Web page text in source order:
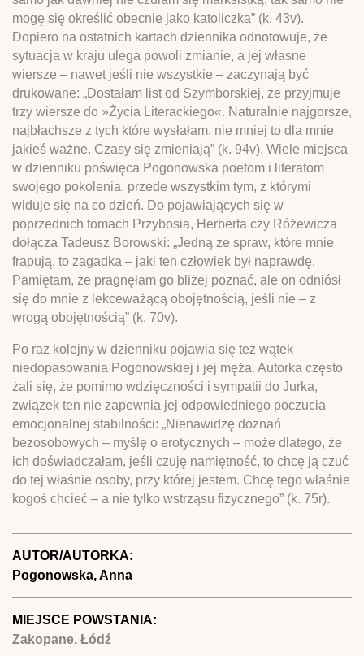
mogę się określić obecnie jako katoliczka” (k. 43v).
Dopiero na ostatnich kartach dziennika odnotowuje, że
sytuacja w kraju ulega powoli zmianie, a jej własne
wiersze – nawet jeśli nie wszystkie – zaczynają być
drukowane: „Dostałam list od Szymborskiej, że przyjmuje
trzy wiersze do »Życia Literackiego«. Naturalnie najgorsze,
najbłachsze z tych które wysłałam, nie mniej to dla mnie
jakieś ważne. Czasy się zmieniają” (k. 94v). Wiele miejsca
w dzienniku poświęca Pogonowska poetom i literatom
swojego pokolenia, przede wszystkim tym, z którymi
widuje się na co dzień. Do pojawiających się w
poprzednich tomach Przybosia, Herberta czy Różewicza
dołącza Tadeusz Borowski: „Jedną ze spraw, które mnie
frapują, to zagadka – jaki ten człowiek był naprawdę.
Pamiętam, że pragnęłam go bliżej poznać, ale on odniósł
się do mnie z lekceważącą obojętnością, jeśli nie – z
wrogą obojętnością” (k. 70v).
Po raz kolejny w dzienniku pojawia się też wątek
niedopasowania Pogonowskiej i jej męża. Autorka często
żali się, że pomimo wdzięczności i sympatii do Jurka,
związek ten nie zapewnia jej odpowiedniego poczucia
emocjonalnej stabilności: „Nienawidzę doznań
bezosobowych – myślę o erotycznych – może dlatego, że
ich doświadczałam, jeśli czuję namiętność, to chcę ją czuć
do tej właśnie osoby, przy której jestem. Chcę tego właśnie
kogoś chcieć – a nie tylko wstrząsu fizycznego” (k. 75r).
AUTOR/AUTORKA:
Pogonowska, Anna
MIEJSCE POWSTANIA:
Zakopane, Łódź